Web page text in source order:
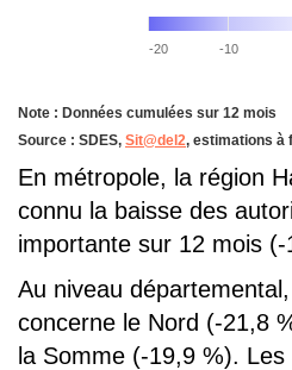
-20 -10
Note : Données cumulées sur 12 mois
Source : SDES, Sit@del2, estimations à
En métropole, la région
connu la baisse des
importante sur 12 mois (-
Au niveau
concerne le Nord (-21,8
la Somme (-19,9 %).